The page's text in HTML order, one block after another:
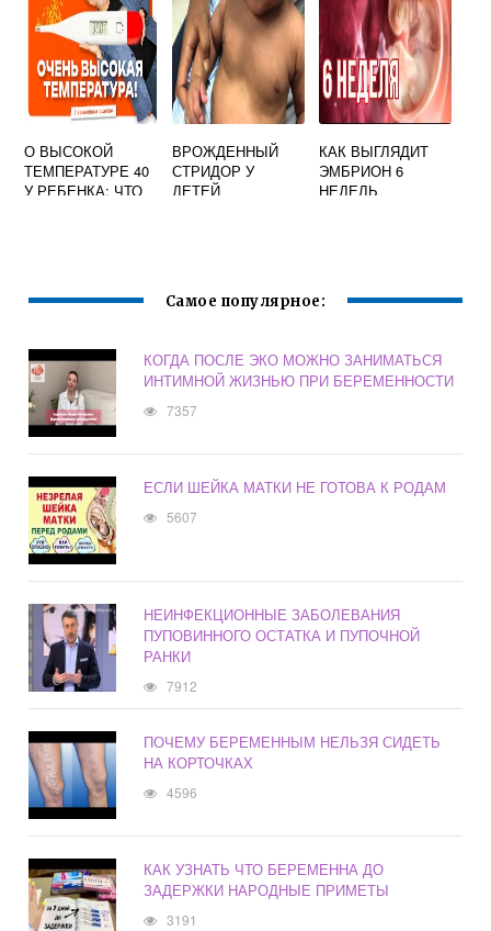
О ВЫСОКОЙ
ТЕМПЕРАТУРЕ 40
У РЕБЕНКА: ЧТО
ВРОЖДЕННЫЙ
СТРИДОР У
ДЕТЕЙ
КАК ВЫГЛЯДИТ
ЭМБРИОН 6
НЕДЕЛЬ
Самое популярное:
КОГДА ПОСЛЕ ЭКО МОЖНО ЗАНИМАТЬСЯ
ИНТИМНОЙ ЖИЗНЬЮ ПРИ БЕРЕМЕННОСТИ
7357
ЕСЛИ ШЕЙКА МАТКИ НЕ ГОТОВА К РОДАМ
5607
НЕИНФЕКЦИОННЫЕ ЗАБОЛЕВАНИЯ
ПУПОВИННОГО ОСТАТКА И ПУПОЧНОЙ
РАНКИ
7912
ПОЧЕМУ БЕРЕМЕННЫМ НЕЛЬЗЯ СИДЕТЬ
НА КОРТОЧКАХ
4596
КАК УЗНАТЬ ЧТО БЕРЕМЕННА ДО
ЗАДЕРЖКИ НАРОДНЫЕ ПРИМЕТЫ
3191